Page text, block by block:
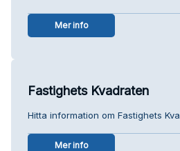
Mer info
Fastighets Kvadraten
Hitta information om Fastighets
Mer info